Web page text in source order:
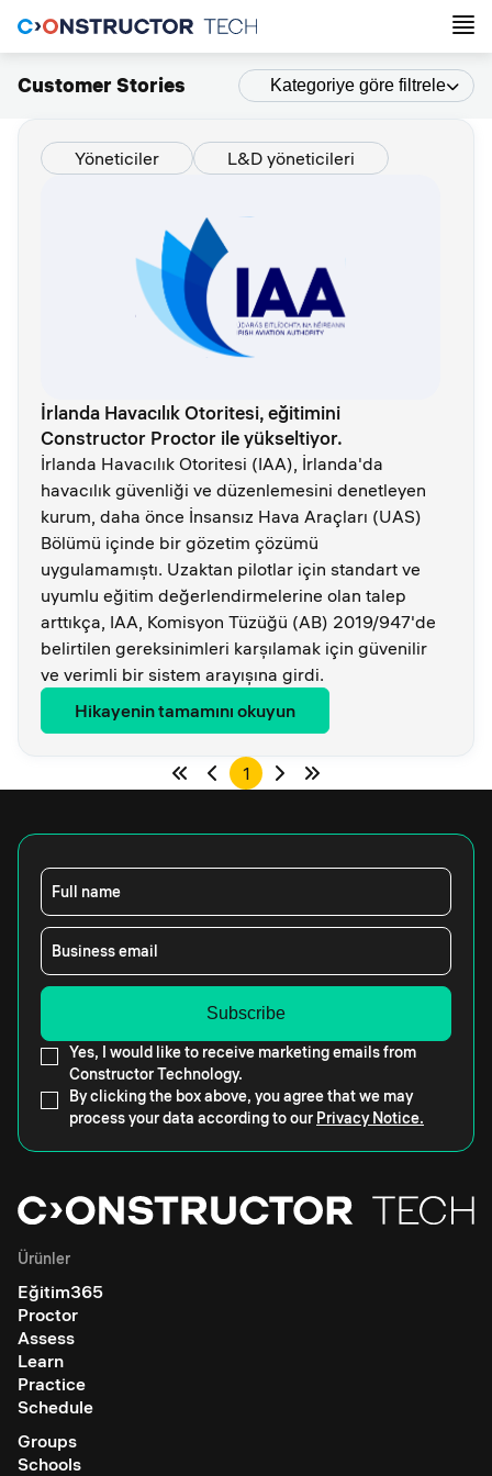
Customer Stories Kategoriye göre filtrele
Yöneticiler L&D yöneticileri
İrlanda Havacılık Otoritesi, eğitimini
Constructor Proctor ile yükseltiyor.
İrlanda Havacılık Otoritesi (IAA), İrlanda'da
havacılık güvenliği ve düzenlemesini denetleyen
kurum, daha önce İnsansız Hava Araçları (UAS)
Bölümü içinde bir gözetim çözümü
uygulamamıştı. Uzaktan pilotlar için standart ve
uyumlu eğitim değerlendirmelerine olan talep
arttıkça, IAA, Komisyon Tüzüğü (AB) 2019/947'de
belirtilen gereksinimleri karşılamak için güvenilir
ve verimli bir sistem arayışına girdi.
Hikayenin tamamını okuyun
1
Full name
Business email
Yes, I would like to receive marketing emails from
Constructor Technology.
By clicking the box above, you agree that we may
process your data according to our Privacy Notice.
Ürünler
Eğitim365
Proctor
Assess
Learn
Practice
Schedule
Groups
Schools